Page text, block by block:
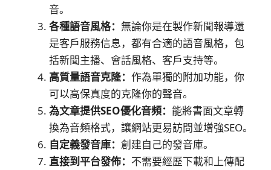
音。
各種語音風格： 無論你是在製作新聞報導還
是客戶服務信息，都有合適的語音風格，包
括新聞主播、會話風格、客戶支持等。
高質量語音克隆： 作為單獨的附加功能，你
可以高保真度的克隆你的聲音。
為文章提供SEO優化音頻： 能將書面文章轉
換為音頻格式，讓網站更易訪問並增強SEO。
自定義發音庫： 創建自己的發音庫。
直接到平台發佈： 不需要經歷下載和上傳配